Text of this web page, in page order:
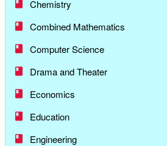
Chemistry
Combined Mathematics
Computer Science
Drama and Theater
Economics
Education
Engineering